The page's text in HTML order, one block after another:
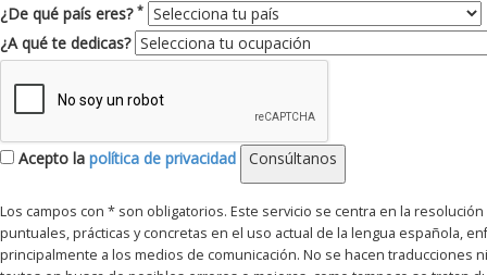
¿De qué país eres? *
¿A qué te dedicas?
Acepto la política de privacidad Consúltanos
Los campos con * son obligatorios